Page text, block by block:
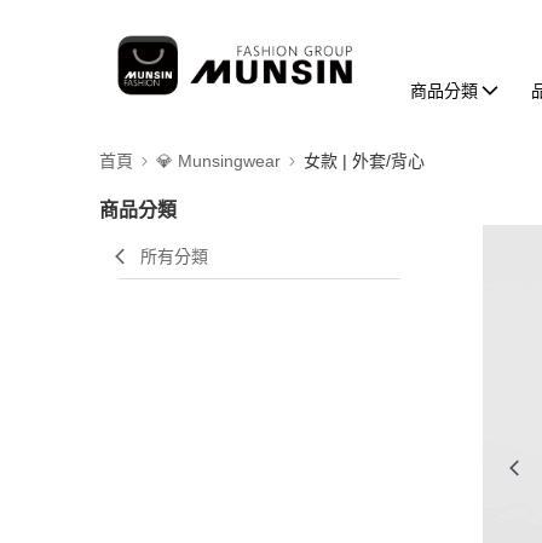
商品分類
首頁 💎 Munsingwear 女款 | 外套/背心
商品分類
所有分類